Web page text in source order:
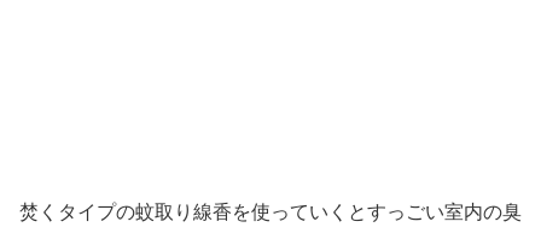
焚くタイプの蚊取り線香を使っていくとすっごい室内の臭